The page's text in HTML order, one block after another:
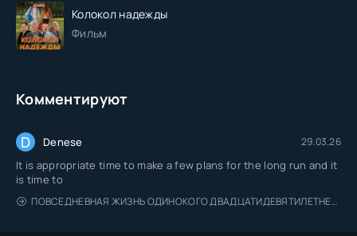
Колокол надежды
Фильм
Комментируют
D Denese 29.03.26
It is appropriate time to make a few plans for the long run and it
is time to
ПОВСЕДНЕВНАЯ ЖИЗНЬ ОДИНОКОГО ДВАДЦАТИДЕВЯТИЛЕТНЕГО АВАНТЮРИСТА